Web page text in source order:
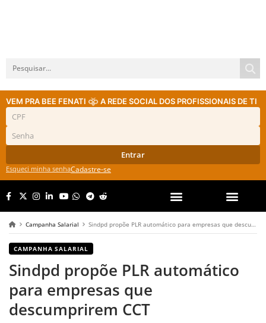
VEM PRA BEE FENATI A REDE SOCIAL DOS PROFISSIONAIS DE TI
Entrar
Esqueci minha senhaCadastre-se
Campanha Salarial Sindpd propõe PLR automático para empresas que descumprirem CCT
CAMPANHA SALARIAL
Sindpd propõe PLR automático
para empresas que
descumprirem CCT